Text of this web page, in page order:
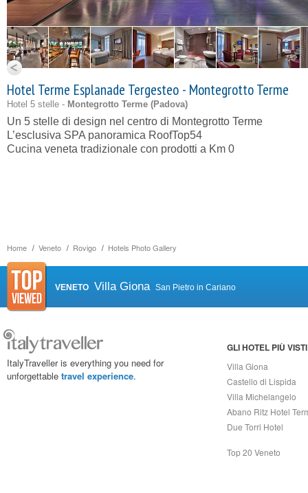
Home Veneto Rovigo Hotels Photo Gallery
Hotel Terme Esplanade Tergesteo - Montegrotto Terme
Hotel 5 stelle - Montegrotto Terme (Padova)
Un 5 stelle di design nel centro di Montegrotto Terme
L’esclusiva SPA panoramica RoofTop54
Cucina veneta tradizionale con prodotti a Km 0
VENETO Villa Giona San Pietro in Cariano
ItalyTraveller is everything you need for
unforgettable travel experience.
GLI HOTEL PIÙ VISTI
Villa Giona
Castello di Lispida
Villa Michelangelo
Abano Ritz Hotel
Due Torri Hotel
Top 20 Veneto